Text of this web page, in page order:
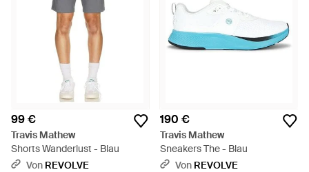
99 €
Travis Mathew
Shorts Wanderlust - Blau
Von REVOLVE
190 €
Travis Mathew
Sneakers The - Blau
Von REVOLVE